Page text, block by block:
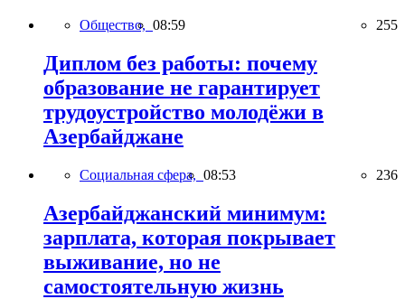
Общество, 08:59 255
Диплом без работы: почему
образование не гарантирует
трудоустройство молодёжи в
Азербайджане
Социальная сфера, 08:53 236
Азербайджанский минимум:
зарплата, которая покрывает
выживание, но не
самостоятельную жизнь